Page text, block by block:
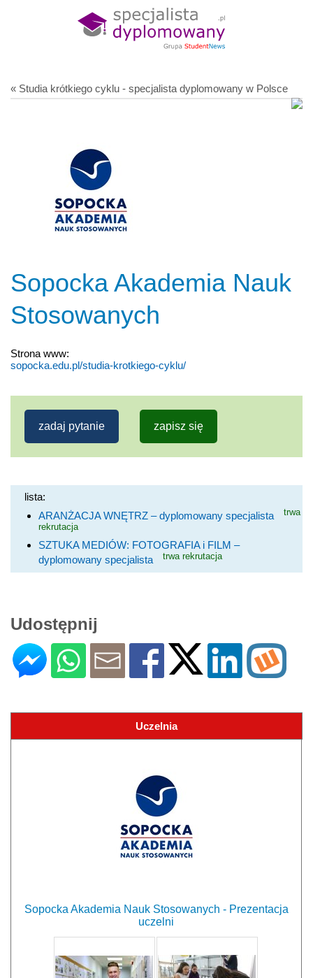
« Studia krótkiego cyklu - specjalista dyplomowany w Polsce
Sopocka Akademia Nauk
Stosowanych
Strona www:
sopocka.edu.pl/studia-krotkiego-cyklu/
zadaj pytanie zapisz się
lista:
ARANŻACJA WNĘTRZ – dyplomowany specjalista
trwa
rekrutacja
SZTUKA MEDIÓW: FOTOGRAFIA i FILM –
dyplomowany specjalista
trwa rekrutacja
Udostępnij
Uczelnia
Sopocka Akademia Nauk Stosowanych - Prezentacja
uczelni